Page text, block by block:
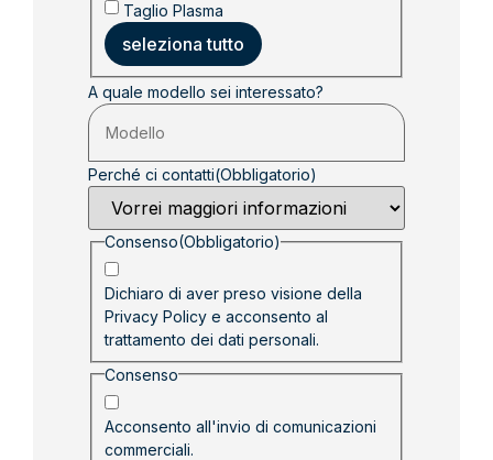
Taglio Plasma
seleziona tutto
A quale modello sei interessato?
Perché ci contatti(Obbligatorio)
Consenso(Obbligatorio)
Dichiaro di aver preso visione della
Privacy Policye acconsento al
trattamento dei dati personali.
Consenso
Acconsento all'invio di comunicazioni
commerciali.